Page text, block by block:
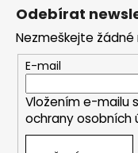
Odebírat
Nezmeškejte žádné
E-mail
Vložením e-mailu
ochrany osobních